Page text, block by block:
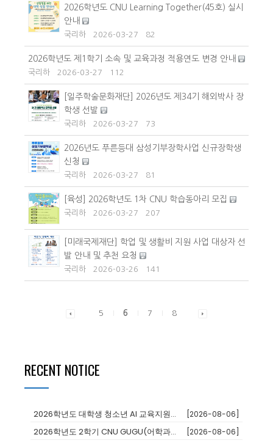
2026학년도 CNU Learning Together(45호) 실시
안내
국리하 2026-03-27 82
2026학년도 제1학기 소속 및 교육과정 적용연도 변경 안내
국리하 2026-03-27 112
[일주학술문화재단] 2026년도 제34기 해외박사 장
학생 선발
국리하 2026-03-27 73
2026년도 푸른등대 삼성기부장학사업 신규장학생
신청
국리하 2026-03-27 81
[육성] 2026학년도 1차 CNU 학습동아리 모집
국리하 2026-03-27 207
[미래국제재단] 학업 및 생활비 지원 사업 대상자 선
발 안내 및 추천 요청
국리하 2026-03-26 141
5 6 7 8
RECENT NOTICE
2026학년도 대학생 청소년 AI 교육지원사업 장학생 [2026-08-06]
2026학년도 2학기 CNU GUGU(어학과정 및 단기연수)프로그램 참가... [2026-08-06]